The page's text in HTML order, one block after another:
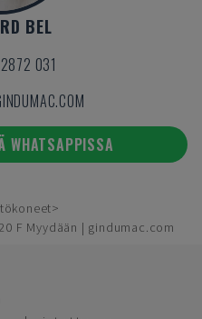
BEL
031
WHATSAPPISSA
F Myydään | gindumac.com